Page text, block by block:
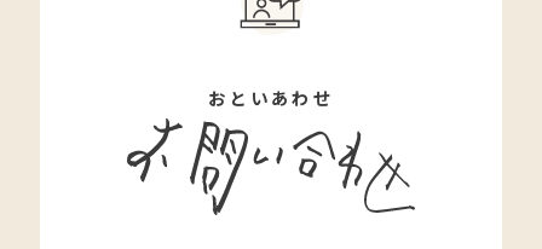
おといあわせ